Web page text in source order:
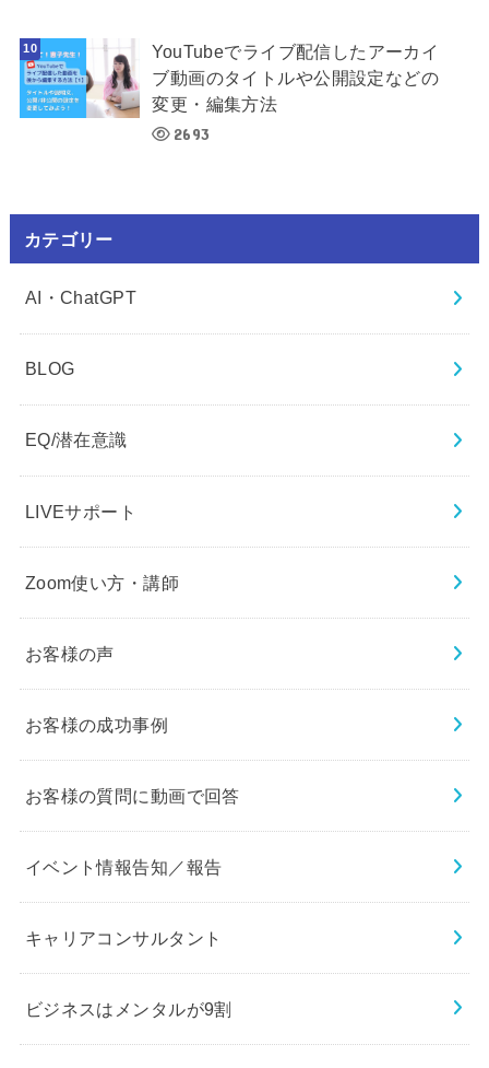
YouTubeでライブ配信したアーカイ
ブ動画のタイトルや公開設定などの
変更・編集方法
2693
カテゴリー
AI・ChatGPT
BLOG
EQ/潜在意識
LIVEサポート
Zoom使い方・講師
お客様の声
お客様の成功事例
お客様の質問に動画で回答
イベント情報告知／報告
キャリアコンサルタント
ビジネスはメンタルが9割